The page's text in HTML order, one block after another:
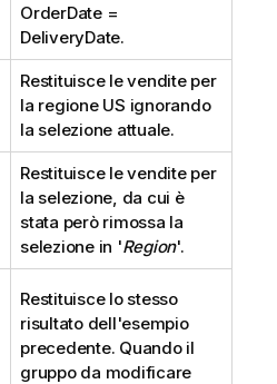
OrderDate =
DeliveryDate.
Restituisce le vendite per
la regione US ignorando
la selezione attuale.
Restituisce le vendite per
la selezione, da cui è
stata però rimossa la
selezione in 'Region'.
Restituisce lo stesso
risultato dell'esempio
precedente. Quando il
gruppo da modificare